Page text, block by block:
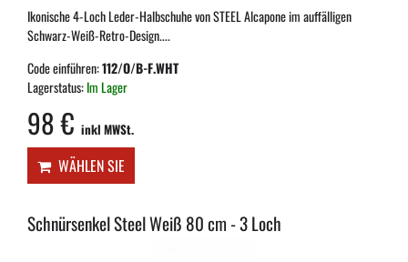
Ikonische 4-Loch Leder-Halbschuhe von STEEL Alcapone im auffälligen
Schwarz-Weiß-Retro-Design....
Code einführen:112/O/B-F.WHT
Lagerstatus:Im Lager
98 € inkl MWSt.
WÄHLEN SIE
Schnürsenkel Steel Weiß 80 cm - 3 Loch